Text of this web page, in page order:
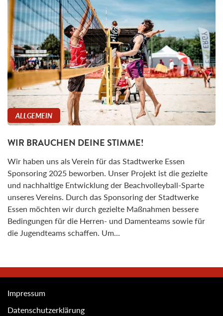
ALLGEMEIN
WIR BRAUCHEN DEINE STIMME!
Wir haben uns als Verein für das Stadtwerke Essen
Sponsoring 2025 beworben. Unser Projekt ist die gezielte
und nachhaltige Entwicklung der Beachvolleyball-Sparte
unseres Vereins. Durch das Sponsoring der Stadtwerke
Essen möchten wir durch gezielte Maßnahmen bessere
Bedingungen für die Herren- und Damenteams sowie für
die Jugendteams schaffen. Um…
Impressum
Datenschutzerklärung